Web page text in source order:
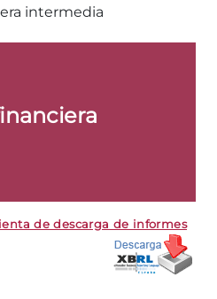
intermedia
de descarga de informes